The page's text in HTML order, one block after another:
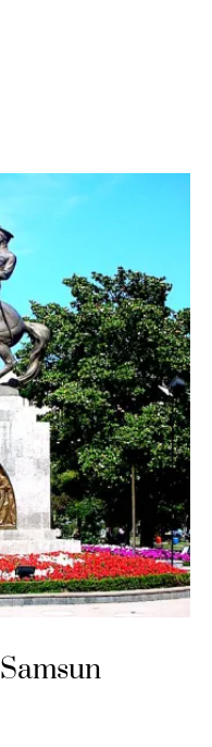
Samsun